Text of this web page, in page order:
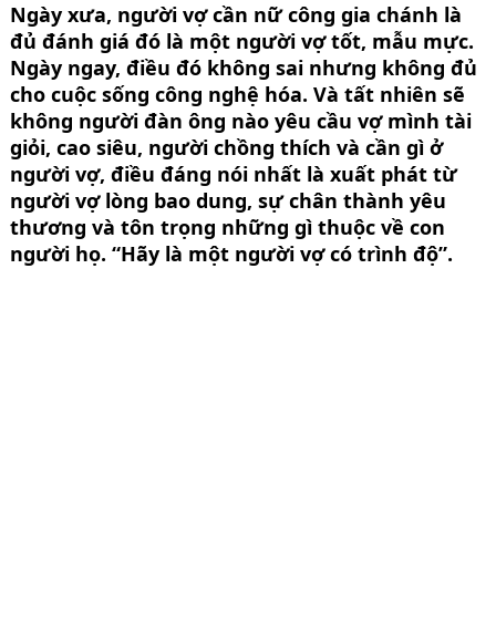
Ngày xưa, người vợ cần nữ công gia chánh là
đủ đánh giá đó là một người vợ tốt, mẫu mực.
Ngày ngay, điều đó không sai nhưng không đủ
cho cuộc sống công nghệ hóa. Và tất nhiên sẽ
không người đàn ông nào yêu cầu vợ mình tài
giỏi, cao siêu, người chồng thích và cần gì ở
người vợ, điều đáng nói nhất là xuất phát từ
người vợ lòng bao dung, sự chân thành yêu
thương và tôn trọng những gì thuộc về con
người họ. “Hãy là một người vợ có trình độ”.